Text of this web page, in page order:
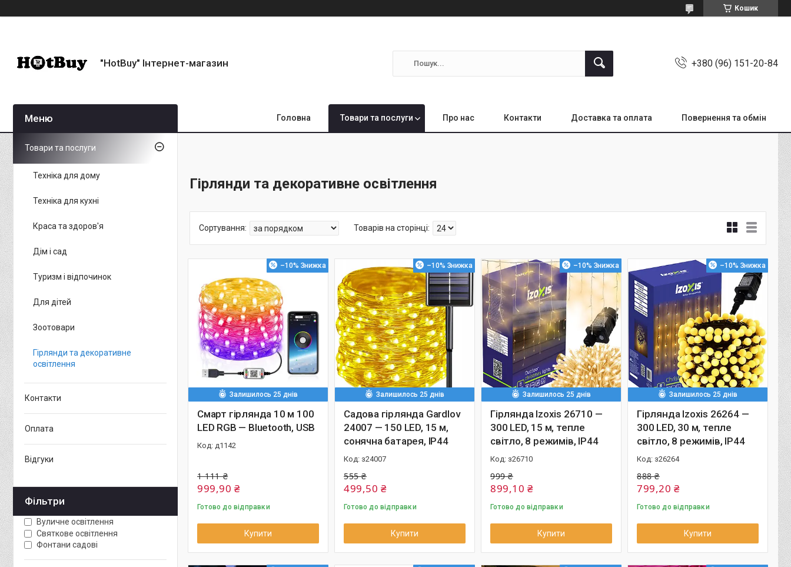
Кошик
"HotBuy" Інтернет-магазин +380 (96) 151-20-84
Головна Товари та послуги Про нас Контакти Доставка та оплата Повернення та обмін
Гірлянди та декоративне освітлення
–10%
Залишилось 25 днів
Смарт гірлянда 10 м 100
LED RGB — Bluetooth, USB
д1142
1 111 ₴
999,90 ₴
Готово до відправки
Купити
–10%
Залишилось 25 днів
Садова гірлянда Gardlov
24007 — 150 LED, 15 м,
сонячна батарея, IP44
з24007
555 ₴
499,50 ₴
Готово до відправки
Купити
–10%
Залишилось 25 днів
Гірлянда Izoxis 26710 —
300 LED, 15 м, тепле
світло, 8 режимів, IP44
з26710
999 ₴
899,10 ₴
Готово до відправки
Купити
–10%
Залишилось 25 днів
Гірлянда Izoxis 26264 —
300 LED, 30 м, тепле
світло, 8 режимів, IP44
з26264
888 ₴
799,20 ₴
Готово до відправки
Купити
Товари та послуги
Техніка для дому
Техніка для кухні
Краса та здоров'я
Дім і сад
Туризм і відпочинок
Для дітей
Зоотовари
Гірлянди та декоративне
освітлення
Контакти
Оплата
Відгуки
Фільтри
Вуличне освітлення
Святкове освітлення
Фонтани садові